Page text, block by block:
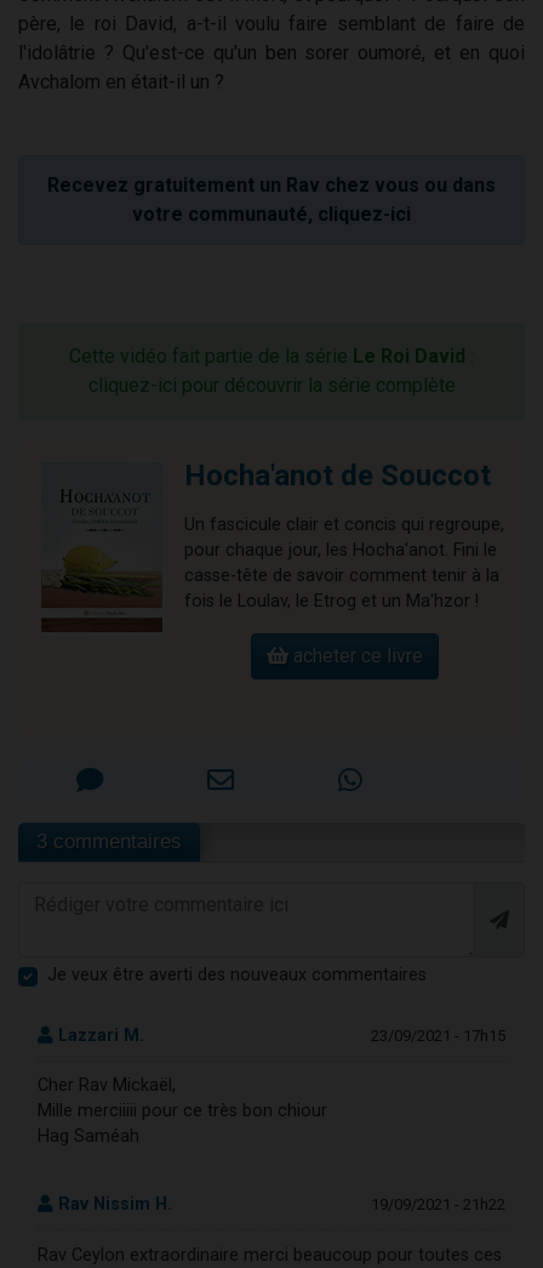
père, le roi David, a-t-il voulu faire semblant de faire de
l'idolâtrie ? Qu'est-ce qu'un ben sorer oumoré, et en quoi
Avchalom en était-il un ?
Recevez gratuitement un Rav chez vous ou dans
votre communauté, cliquez-ici
Cette vidéo fait partie de la série Le Roi David :
cliquez-ici pour découvrir la série complète
Hocha'anot de Souccot
Un fascicule clair et concis qui regroupe,
pour chaque jour, les Hocha'anot. Fini le
casse-tête de savoir comment tenir à la
fois le Loulav, le Etrog et un Ma'hzor !
acheter ce livre
3 commentaires
Je veux être averti des nouveaux commentaires
Lazzari M. 23/09/2021 - 17h15
Cher Rav Mickaël,
Mille merciiiii pour ce très bon chiour
Hag Saméah
Rav Nissim H. 19/09/2021 - 21h22
Rav Ceylon extraordinaire merci beaucoup pour toutes ces